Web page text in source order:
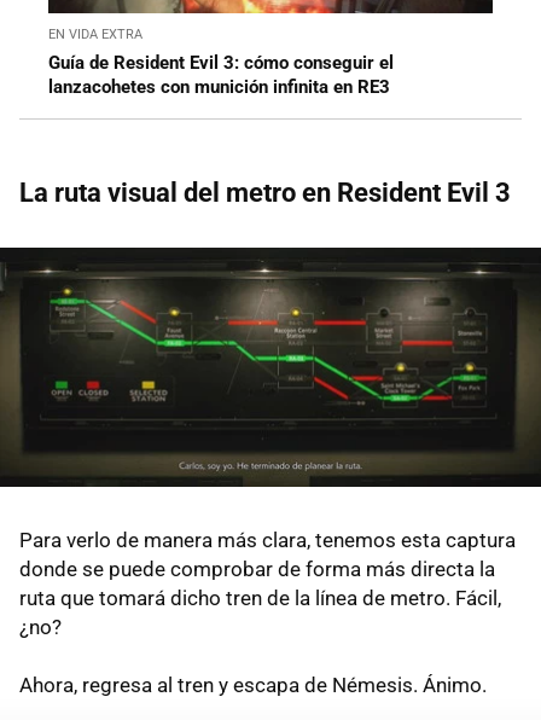
EN VIDA EXTRA
Guía de Resident Evil 3: cómo conseguir el
lanzacohetes con munición infinita en RE3
La ruta visual del metro en Resident Evil 3
Para verlo de manera más clara, tenemos esta captura
donde se puede comprobar de forma más directa la
ruta que tomará dicho tren de la línea de metro. Fácil,
¿no?
Ahora, regresa al tren y escapa de Némesis. Ánimo.